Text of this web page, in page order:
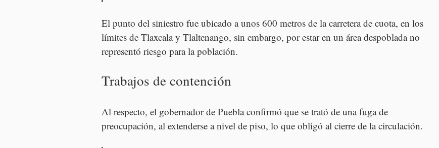
El punto del siniestro fue ubicado a unos 600 metros de la carretera de cuota, en los
límites de Tlaxcala y Tlaltenango, sin embargo, por estar en un área despoblada no
representó riesgo para la población.
Trabajos de contención
Al respecto, el gobernador de Puebla confirmó que se trató de una fuga de
preocupación, al extenderse a nivel de piso, lo que obligó al cierre de la circulación.